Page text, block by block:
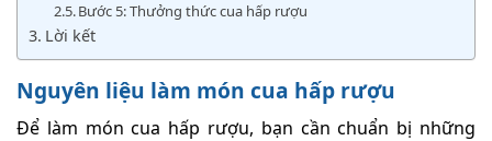
Bước 5: Thưởng thức cua hấp rượu
Lời kết
Nguyên liệu làm món cua hấp rượu
Để làm món cua hấp rượu, bạn cần chuẩn bị những